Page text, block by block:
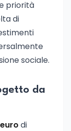
priorità
di
sociale.
da
di